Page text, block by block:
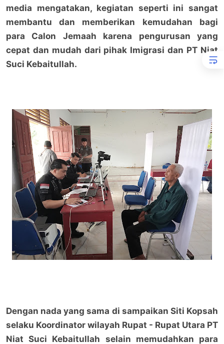
media mengatakan, kegiatan seperti ini sangat
membantu dan memberikan kemudahan bagi
para Calon Jemaah karena pengurusan yang
cepat dan mudah dari pihak Imigrasi dan PT Niat
Suci Kebaitullah.
Dengan nada yang sama di sampaikan Siti Kopsah
selaku Koordinator wilayah Rupat - Rupat Utara PT
Niat Suci Kebaitullah selain memudahkan para